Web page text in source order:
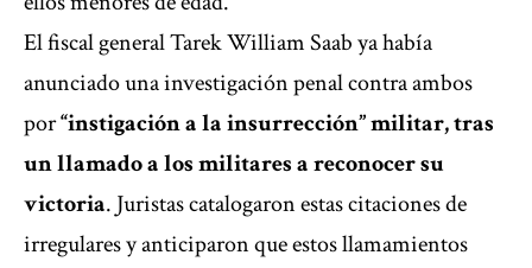
El fiscal general Tarek William Saab ya había
anunciado una investigación penal contra ambos
por“instigación a la insurrección” militar, tras
unllamado a los militares a reconocer su
victoria. Juristas catalogaron estas citaciones de
irregulares y anticiparon que estos llamamientos